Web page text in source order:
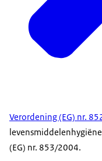
Verordening (EG) nr.
(EG) nr. 853/2004.